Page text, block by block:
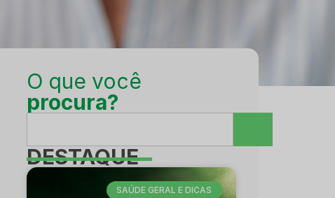
O que você
procura?
DESTAQUE
SAÚDE GERAL E DICAS